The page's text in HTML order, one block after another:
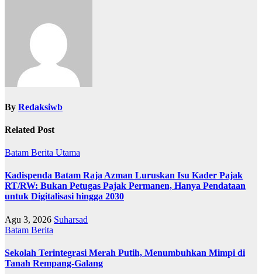
By Redaksiwb
Related Post
Batam Berita Utama
Kadispenda Batam Raja Azman Luruskan Isu Kader Pajak
RT/RW: Bukan Petugas Pajak Permanen, Hanya Pendataan
untuk Digitalisasi hingga 2030
Agu 3, 2026 Suharsad
Batam Berita
Sekolah Terintegrasi Merah Putih, Menumbuhkan Mimpi di
Tanah Rempang-Galang